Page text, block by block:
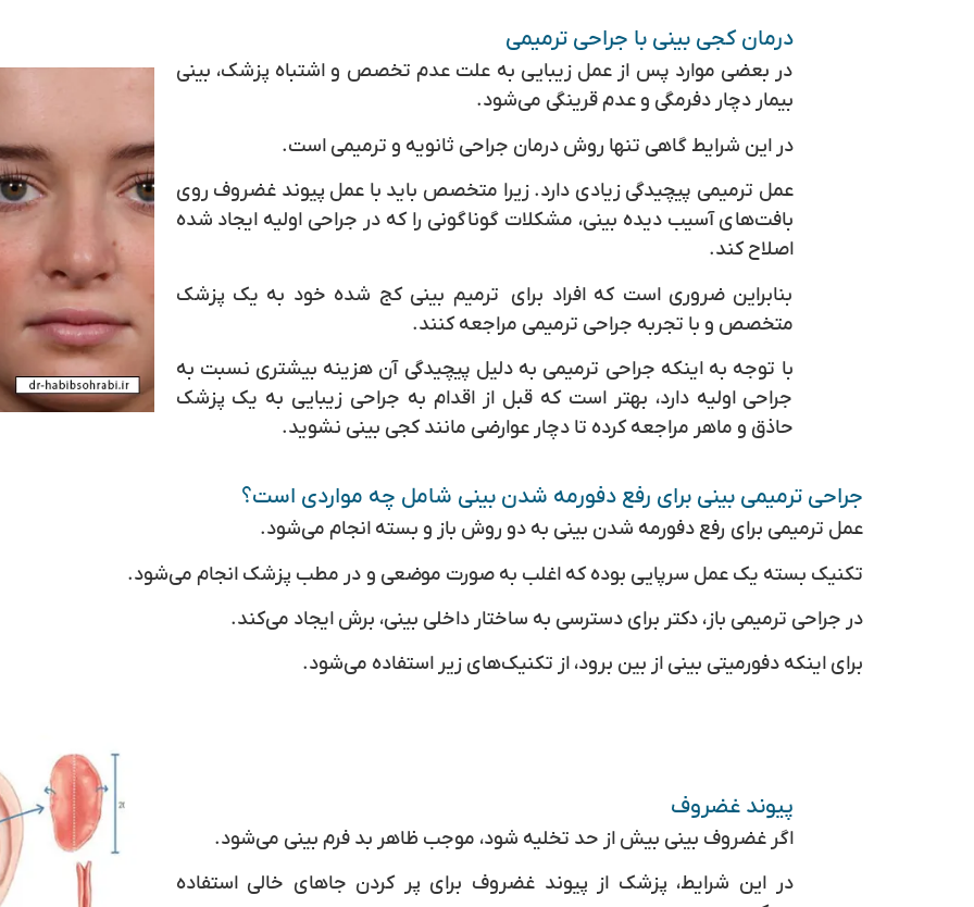
درمان کجی بینی با جراحی ترمیمی
در بعضی موارد پس از عمل زیبایی به علت عدم تخصص و اشتباه پزشک، بینی
بیمار دچار دفرمگی و عدم قرینگی می‌شود.
در این شرایط گاهی تنها روش درمان جراحی ثانویه و ترمیمی است.
عمل ترمیمی پیچیدگی زیادی دارد. زیرا متخصص باید با عمل پیوند غضروف روی
بافت‌های آسیب دیده بینی، مشکلات گوناگونی را که در جراحی اولیه ایجاد شده
اصلاح کند.
بنابراین ضروری است که افراد برای ترمیم بینی کج شده خود به یک پزشک
متخصص و با تجربه جراحی ترمیمی مراجعه کنند.
با توجه به اینکه جراحی ترمیمی به دلیل پیچیدگی آن هزینه بیشتری نسبت به
جراحی اولیه دارد، بهتر است که قبل از اقدام به جراحی زیبایی به یک پزشک
حاذق و ماهر مراجعه کرده تا دچار عوارضی مانند کجی بینی نشوید.
جراحی ترمیمی بینی برای رفع دفورمه شدن بینی شامل چه مواردی است؟
عمل ترمیمی برای رفع دفورمه شدن بینی به دو روش باز و بسته انجام می‌شود.
تکنیک بسته یک عمل سرپایی بوده که اغلب به صورت موضعی و در مطب پزشک انجام می‌شود.
در جراحی ترمیمی باز، دکتر برای دسترسی به ساختار داخلی بینی، برش ایجاد می‌کند.
برای اینکه دفورمیتی بینی از بین برود، از تکنیک‌های زیر استفاده می‌شود.
پیوند غضروف
اگر غضروف بینی بیش از حد تخلیه شود، موجب ظاهر بد فرم بینی می‌شود.
در این شرایط، پزشک از پیوند غضروف برای پر کردن جاهای خالی استفاده